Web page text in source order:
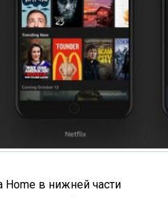
Home в нижней части